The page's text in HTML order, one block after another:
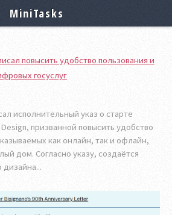
повысить удобство пользования и
госуслуг
исполнительный указ о старте
призванной повысить удобство
как онлайн, так и офлайн,
дом. Согласно указу, создаётся
дизайна...
MiniTasks